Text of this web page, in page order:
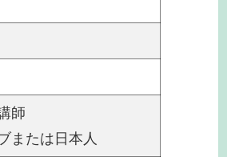
師
または日本人